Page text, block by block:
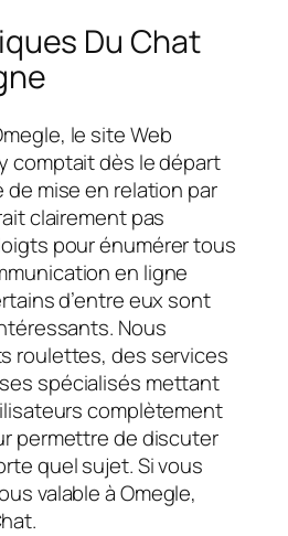
Du Chat
le site Web
comptait dès le départ
mise en relation par
clairement pas
pour énumérer tous
en ligne
d’entre eux sont
Nous
roulettes, des services
spécialisés mettant
complètement
permettre de discuter
quel sujet. Si vous
valable à Omegle,